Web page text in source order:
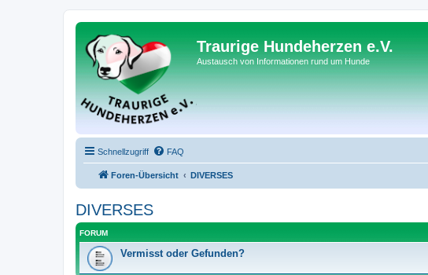
Traurige Hundeherzen e.V.
Austausch von Informationen rund um Hunde
Schnellzugriff FAQ
Foren-Übersicht DIVERSES
DIVERSES
FORUM
Vermisst oder Gefunden?